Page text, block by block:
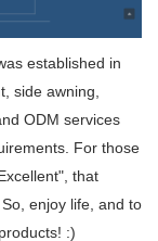
established in
side awning,
ODM services
For those
that
enjoy life, and to
:)